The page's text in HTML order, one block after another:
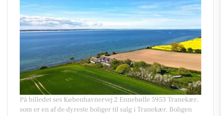
På billedet ses Københavnervej 2 Ennebølle 5953 Tranekær,
som er en af de dyreste boliger til salg i Tranekær. Boligen